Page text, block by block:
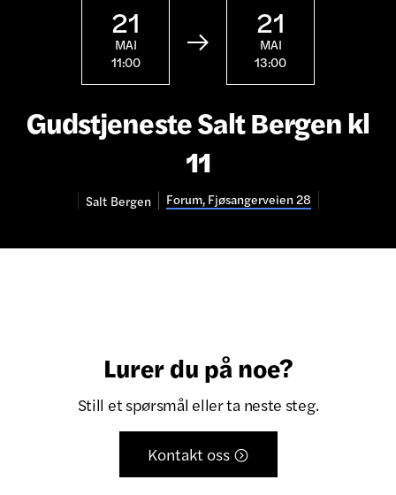
21
MAI
11:00

21
MAI
13:00
Gudstjeneste Salt Bergen kl
11
Salt Bergen Forum, Fjøsangerveien 28
Lurer du på noe?
Still et spørsmål eller ta neste steg.
Kontakt oss 